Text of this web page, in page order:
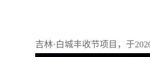
吉林·白城丰收节项目，于